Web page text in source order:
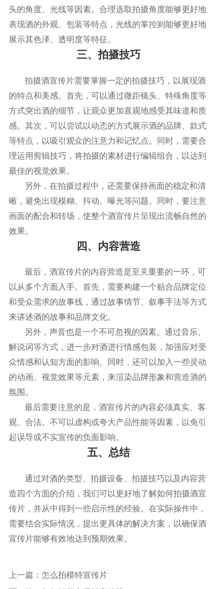
头的角度、光线等因素。合理选取拍摄角度能够更好地
表现酒的外观、包装等特点，光线的掌控则能够更好地
展示其色泽、透明度等特征。
三、拍摄技巧
拍摄酒宣传片需要掌握一定的拍摄技巧，以展现酒
的特点和美感。首先，可以通过微距镜头、特殊角度等
方式突出酒的细节，让观众更加直观地感受其味道和质
感。其次，可以尝试以动态的方式展示酒的品牌、款式
等特点，以吸引观众的注意力和记忆点。同时，需要合
理运用剪辑技巧，将拍摄的素材进行编辑组合，以达到
最佳的视觉效果。
另外，在拍摄过程中，还需要保持画面的稳定和清
晰，避免出现模糊、抖动、曝光等问题。同时，要注意
画面的配合和转场，使整个酒宣传片呈现出流畅自然的
效果。
四、内容营造
最后，酒宣传片的内容营造是至关重要的一环，可
以从多个方面入手。首先，需要构建一个贴合品牌定位
和受众需求的故事线，通过故事情节、叙事手法等方式
来讲述酒的故事和品牌文化。
另外，声音也是一个不可忽视的因素。通过音乐、
解说词等方式，进一步对酒进行情感包装，加强应对受
众情感和认知方面的影响。同时，还可以加入一些灵动
的动画、视觉效果等元素，来渲染品牌形象和营造酒的
氛围。
最后需要注意的是，酒宣传片的内容必须真实、客
观、合法。不可以虚构或夸大产品性能等因素，以免引
起误导或不实宣传的负面影响。
五、总结
通过对酒的类型、拍摄设备、拍摄技巧以及内容营
造四个方面的介绍，我们可以更好地了解如何拍摄酒宣
传片，并从中得到一些启示性的经验。在实际操作中，
需要结合实际情况，提出更具体的解决方案，以确保酒
宣传片能够有效地达到预期效果。
上一篇： 怎么拍模特宣传片